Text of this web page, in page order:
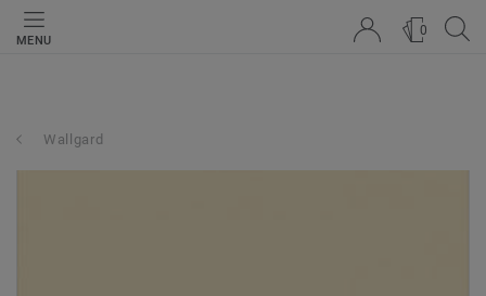
MENU
0
Wallgard